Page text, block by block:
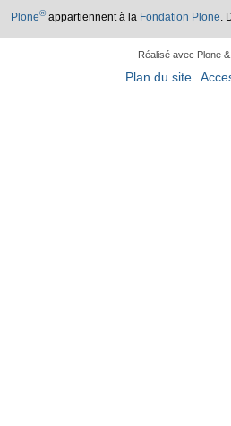
Plone®appartiennent à la Fondation Plone.
Réalisé avec Plone
Plan du site